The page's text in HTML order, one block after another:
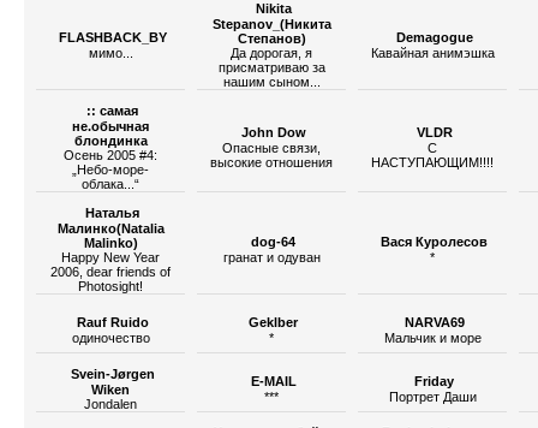
FLASHBACK_BY
мимо...
Nikita
Stepanov_(Никита
Степанов)
Да дорогая, я
присматриваю за
нашим сыном...
Demagogue
Кавайная анимэшка
:: самая
не.обычная
блондинка
Осень 2005 #4:
„Небо-море-
облака...“
John Dow
Опасные связи,
высокие отношения
VLDR
С
НАСТУПАЮЩИМ!!!!
Наталья
Малинко(Natalia
Malinko)
Happy New Year
2006, dear friends of
Photosight!
dog-64
гранат и одуван
Вася Куролесов
*
Rauf Ruido
одиночество
Geklber
*
NARVA69
Мальчик и море
Svein-Jørgen
Wiken
Jondalen
E-MAIL
***
Friday
Портрет Даши